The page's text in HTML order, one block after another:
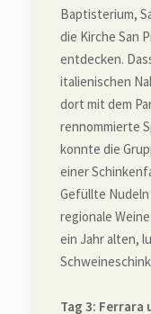
Baptisterium,
die Kirche San
entdecken.
italienischen
dort mit dem
rennommierte
konnte die
einer
Gefüllte Nudeln
regionale
ein Jahr alten,
Tag 3: Ferrara